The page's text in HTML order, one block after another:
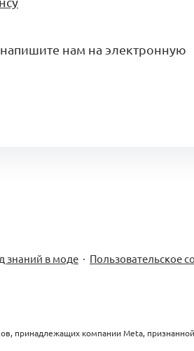
нам на электронную
знаний в моде · Пользовательское
принадлежащих компании Meta,